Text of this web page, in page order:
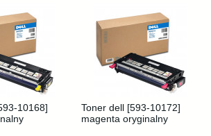
10168]
Toner dell [593-10172]
magenta oryginalny